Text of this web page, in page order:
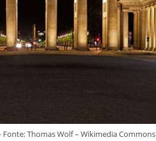
Thomas Wolf – Wikimedia Commons